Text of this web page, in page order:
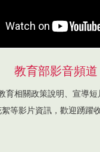
教育部影音頻道
育相關政策說明、宣導短
絮等影片資訊，歡迎踴躍